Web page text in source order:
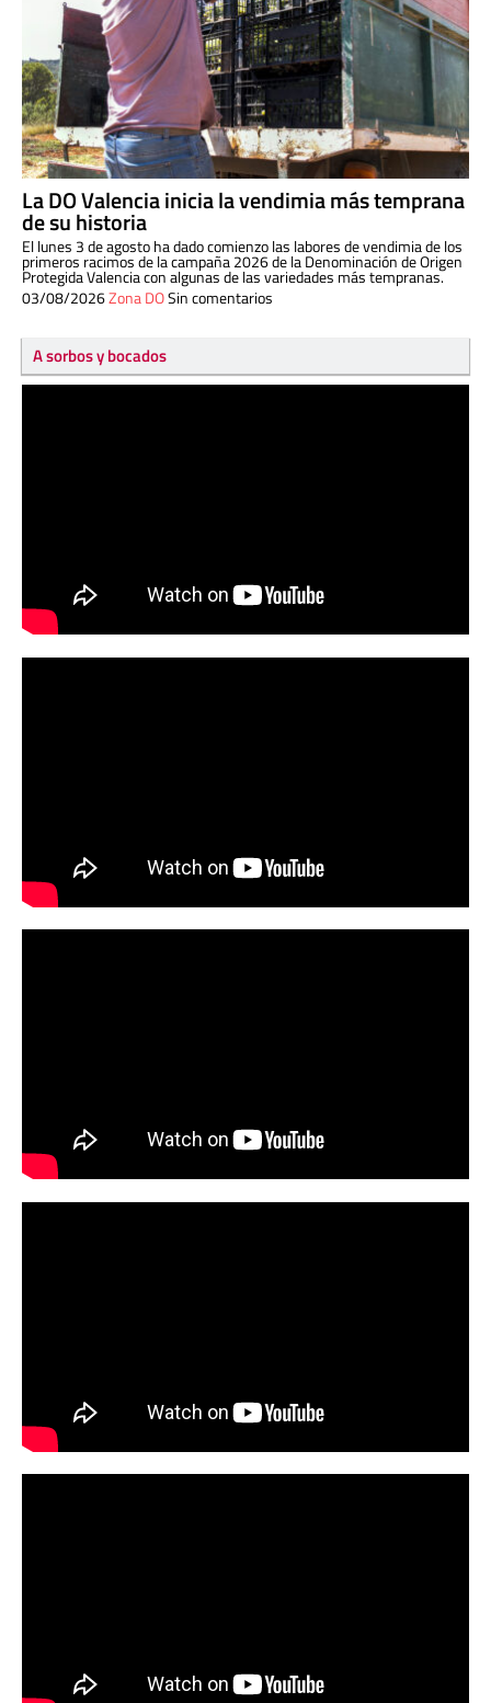
La DO Valencia inicia la vendimia más temprana
de su historia
El lunes 3 de agosto ha dado comienzo las labores de vendimia de los
primeros racimos de la campaña 2026 de la Denominación de Origen
Protegida Valencia con algunas de las variedades más tempranas.
03/08/2026Zona DOSin comentarios
A sorbos y bocados